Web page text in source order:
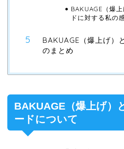
BAKUAGE（爆
ドに対する私の
BAKUAGE（爆上げ）
のまとめ
BAKUAGE（爆上げ）
ードについて